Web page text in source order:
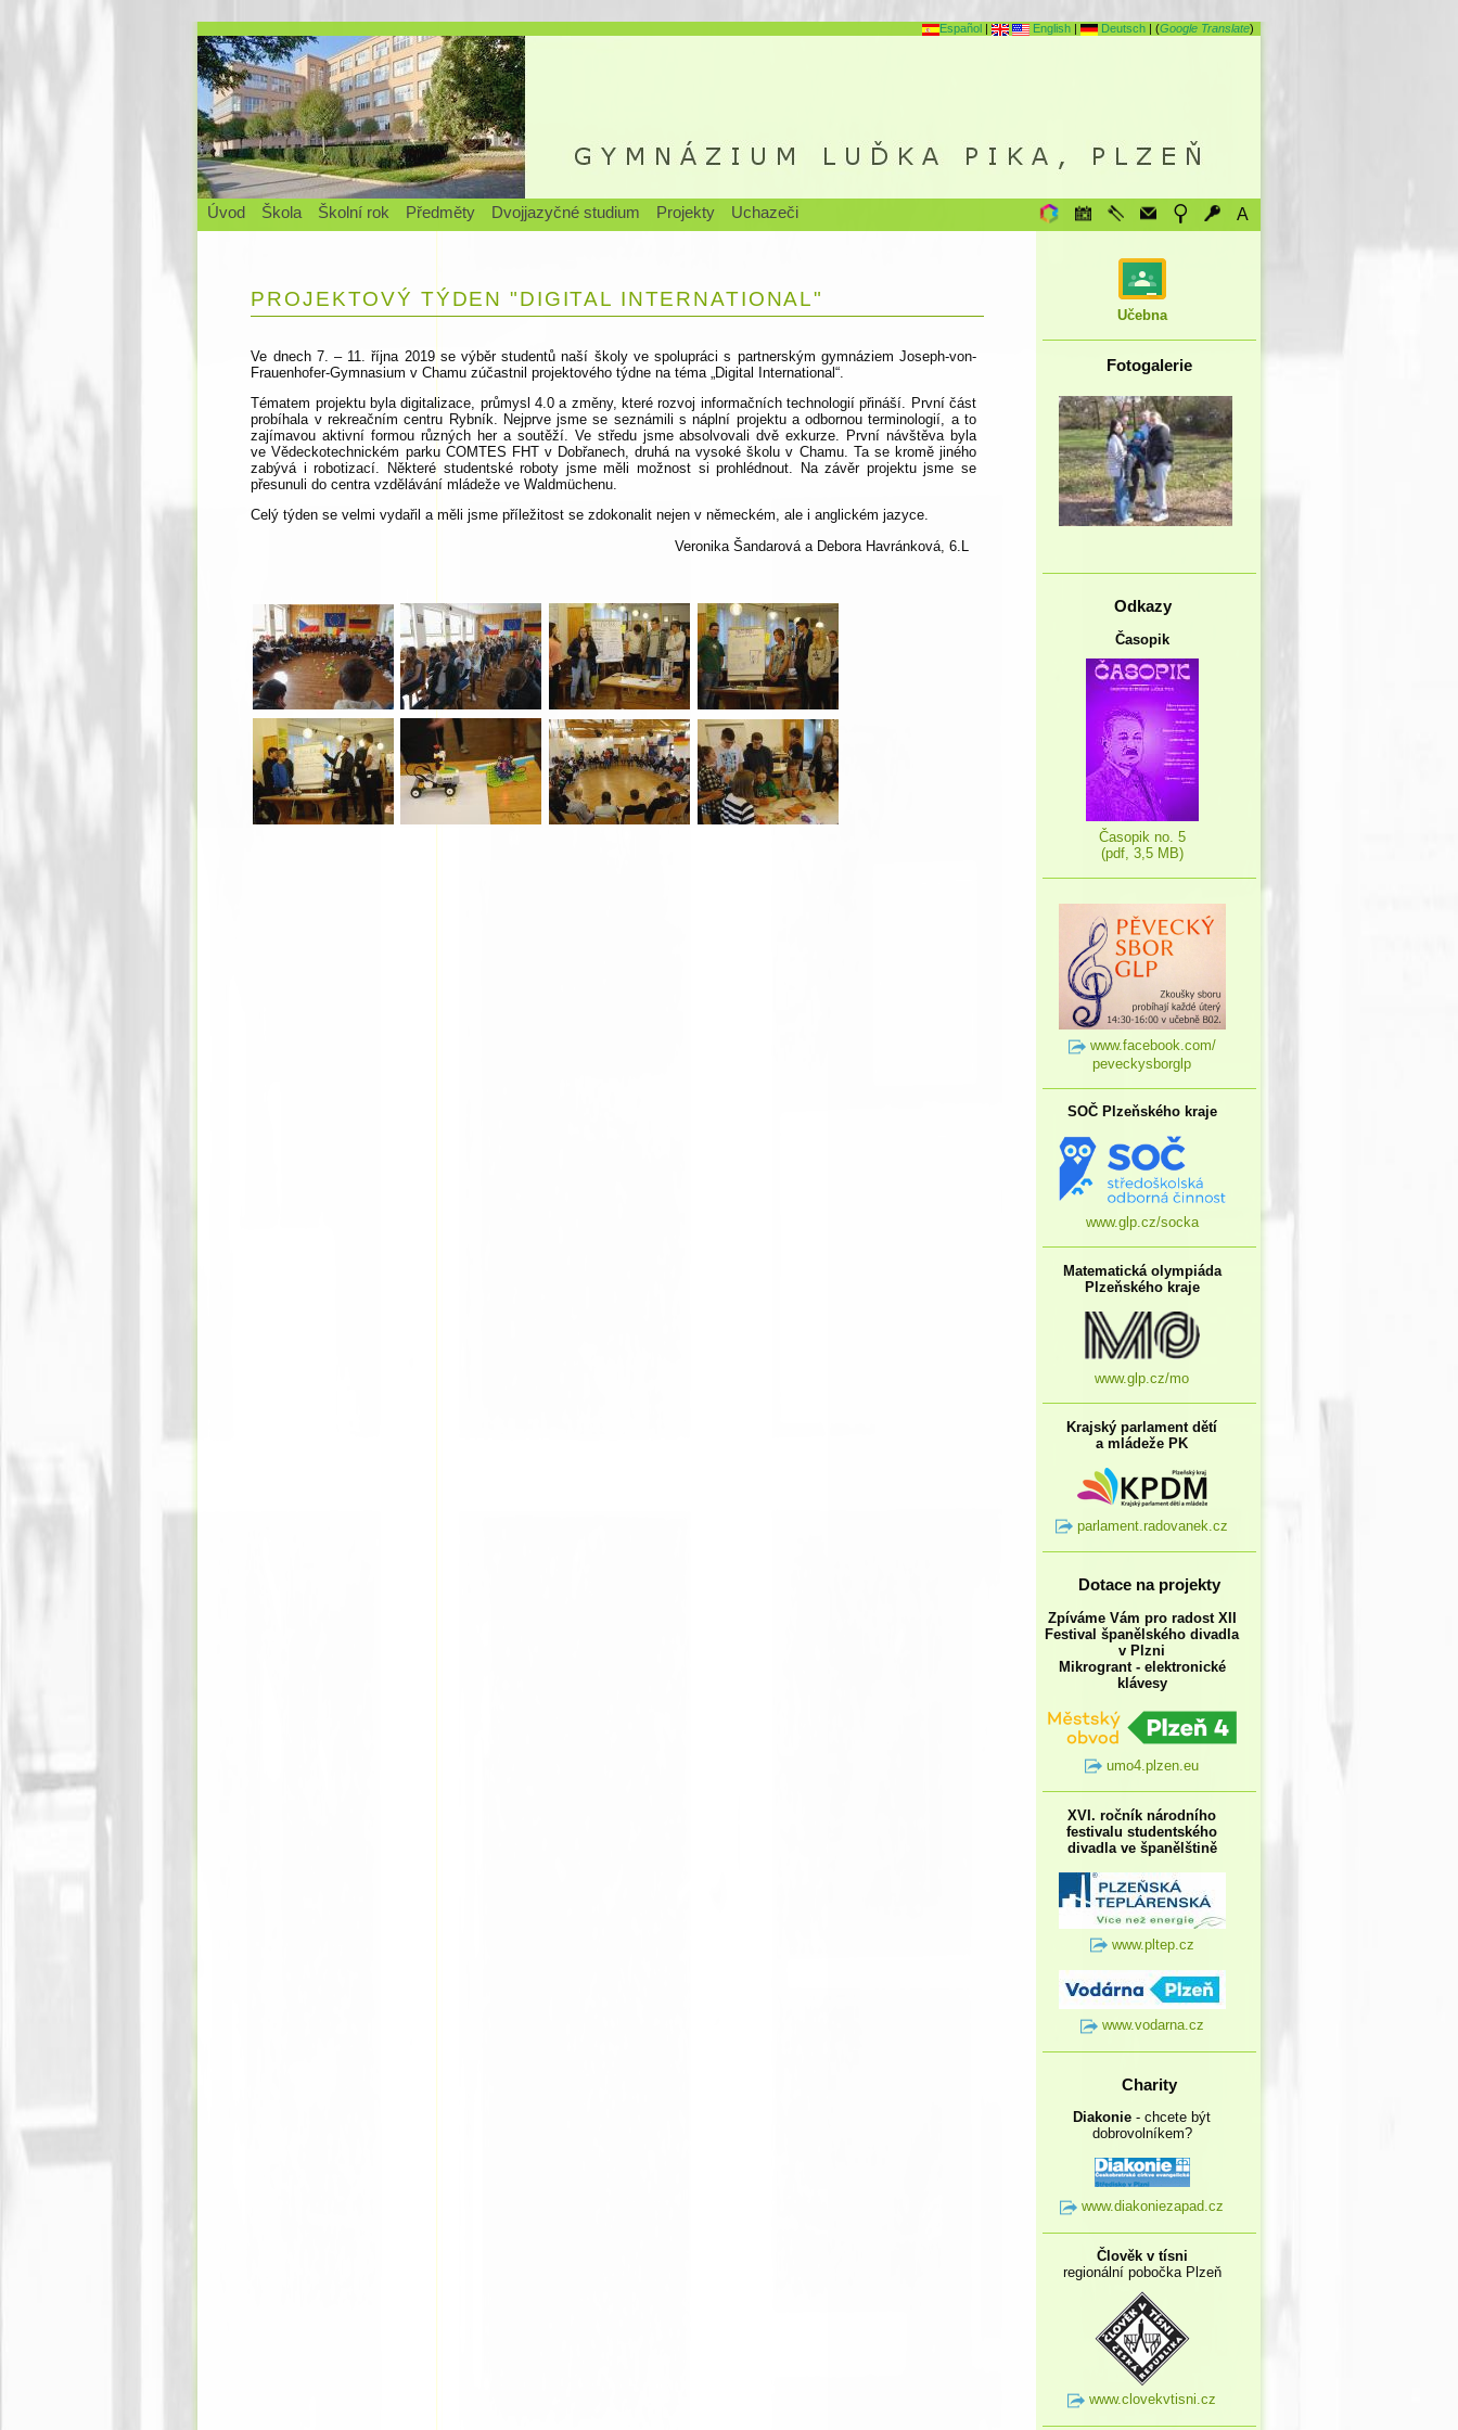
Español | English | Deutsch | (Google Translate)
A
Úvod Škola Školní rok Předměty Dvojjazyčné studium Projekty Uchazeči
PROJEKTOVÝ TÝDEN "DIGITAL INTERNATIONAL"
Ve dnech 7. – 11. října 2019 se výběr studentů naší školy ve spolupráci s partnerským gymnáziem Joseph-von-
Frauenhofer-Gymnasium v Chamu zúčastnil projektového týdne na téma „Digital International“.
Tématem projektu byla digitalizace, průmysl 4.0 a změny, které rozvoj informačních technologií přináší. První část
probíhala v rekreačním centru Rybník. Nejprve jsme se seznámili s náplní projektu a odbornou terminologií, a to
zajímavou aktivní formou různých her a soutěží. Ve středu jsme absolvovali dvě exkurze. První návštěva byla
ve Vědeckotechnickém parku COMTES FHT v Dobřanech, druhá na vysoké školu v Chamu. Ta se kromě jiného
zabývá i robotizací. Některé studentské roboty jsme měli možnost si prohlédnout. Na závěr projektu jsme se
přesunuli do centra vzdělávání mládeže ve Waldmüchenu.
Celý týden se velmi vydařil a měli jsme příležitost se zdokonalit nejen v německém, ale i anglickém jazyce.
Veronika Šandarová a Debora Havránková, 6.L
Učebna
Fotogalerie
Odkazy
Časopik
Časopik no. 5
(pdf, 3,5 MB)
www.facebook.com/
peveckysborglp
SOČ Plzeňského kraje
www.glp.cz/socka
Matematická olympiáda
Plzeňského kraje
www.glp.cz/mo
Krajský parlament dětí
a mládeže PK
parlament.radovanek.cz
Dotace na projekty
Zpíváme Vám pro radost XII
Festival španělského divadla
v Plzni
Mikrogrant - elektronické
klávesy
umo4.plzen.eu
XVI. ročník národního
festivalu studentského
divadla ve španělštině
www.pltep.cz
www.vodarna.cz
Charity
Diakonie - chcete být
dobrovolníkem?
www.diakoniezapad.cz
Člověk v tísni
regionální pobočka Plzeň
www.clovekvtisni.cz